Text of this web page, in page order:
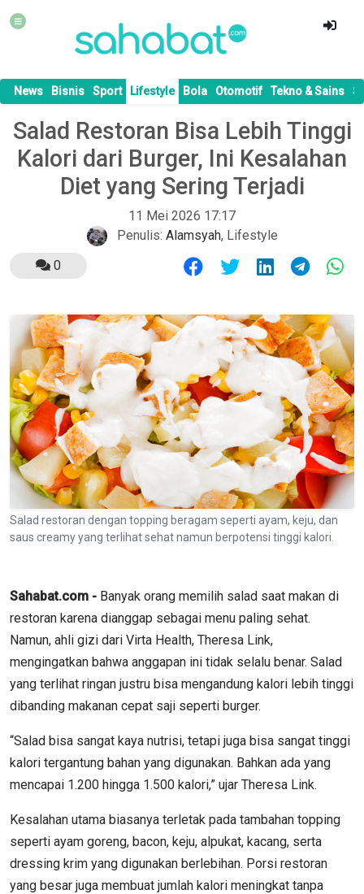
News Bisnis Sport Lifestyle Bola Otomotif Tekno & Sains
Salad Restoran Bisa Lebih Tinggi
Kalori dari Burger, Ini Kesalahan
Diet yang Sering Terjadi
11 Mei 2026 17:17
Penulis: Alamsyah, Lifestyle
0
Salad restoran dengan topping beragam seperti ayam, keju, dan
saus creamy yang terlihat sehat namun berpotensi tinggi kalori.
Sahabat.com - Banyak orang memilih salad saat makan di
restoran karena dianggap sebagai menu paling sehat.
Namun, ahli gizi dari Virta Health, Theresa Link,
mengingatkan bahwa anggapan ini tidak selalu benar. Salad
yang terlihat ringan justru bisa mengandung kalori lebih tinggi
dibanding makanan cepat saji seperti burger.
“Salad bisa sangat kaya nutrisi, tetapi juga bisa sangat tinggi
kalori tergantung bahan yang digunakan. Bahkan ada yang
mencapai 1.200 hingga 1.500 kalori,” ujar Theresa Link.
Kesalahan utama biasanya terletak pada tambahan topping
seperti ayam goreng, bacon, keju, alpukat, kacang, serta
dressing krim yang digunakan berlebihan. Porsi restoran
yang besar juga membuat jumlah kalori meningkat tanpa